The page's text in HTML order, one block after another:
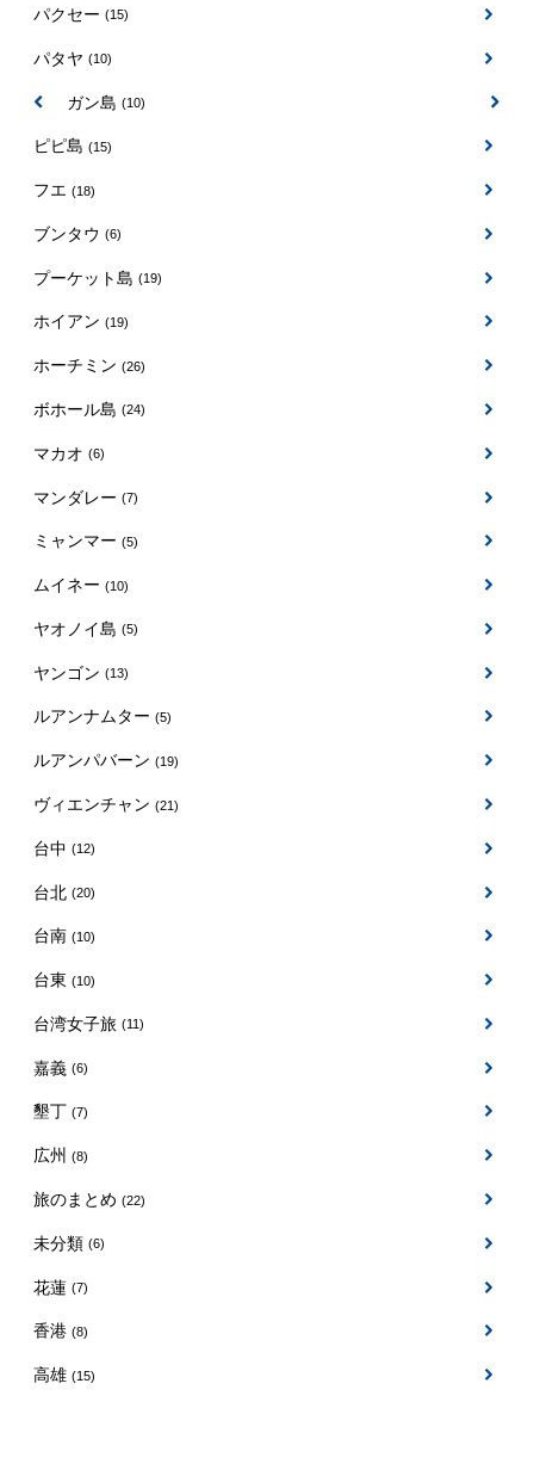
パクセー (15)
パタヤ (10)
パンガン島 (10)
ピピ島 (15)
フエ (18)
ブンタウ (6)
プーケット島 (19)
ホイアン (19)
ホーチミン (26)
ボホール島 (24)
マカオ (6)
マンダレー (7)
ミャンマー (5)
ムイネー (10)
ヤオノイ島 (5)
ヤンゴン (13)
ルアンナムター (5)
ルアンパバーン (19)
ヴィエンチャン (21)
台中 (12)
台北 (20)
台南 (10)
台東 (10)
台湾女子旅 (11)
嘉義 (6)
墾丁 (7)
広州 (8)
旅のまとめ (22)
未分類 (6)
花蓮 (7)
香港 (8)
高雄 (15)